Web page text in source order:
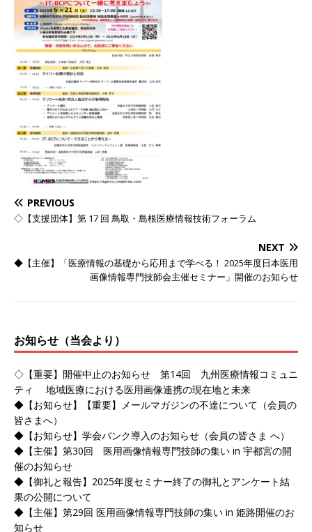
PREVIOUS
◇【支援団体】第 17 回 鳥取・島根医療情報技術フォーラム
NEXT
◆【主催】「医療情報の基礎から応用まで学べる！ 2025年度日本医用
画像情報専門技師会主催セミナー」開催のお知らせ
お知らせ（当会より）
◇【重要】開催中止のお知らせ 第14回 九州医療情報コミュニ
ティ 地域医療における医用画像連携の現在地と未来
◆【お知らせ】【重要】メールマガジンの不達について（会員の
皆さまへ）
◆【お知らせ】学会バンク導入のお知らせ（会員の皆さま へ）
◆【主催】第30回 医用画像情報専門技師の集い in 宇都宮の開
催のお知らせ
◆【御礼と報告】2025年度セミナー終了の御礼とアンケート結
果の公開について
◆【主催】第29回 医用画像情報専門技師の集い in 姫路開催のお
知らせ